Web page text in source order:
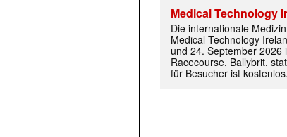
Medical Technology
Die internationale
Medical Technology
und 24. September 2026
Racecourse, Ballybrit,
für Besucher ist kostenlos.